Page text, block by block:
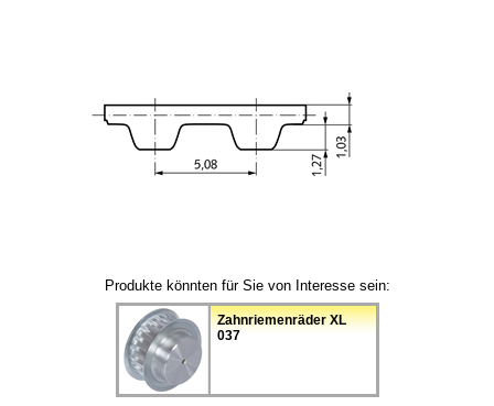
Produkte könnten für Sie von Interesse sein:
Zahnriemenräder XL
037